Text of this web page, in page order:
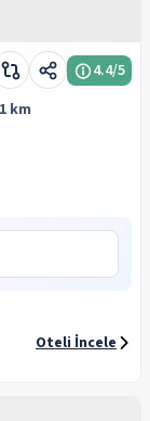
4.4/5
km
Oteli İncele